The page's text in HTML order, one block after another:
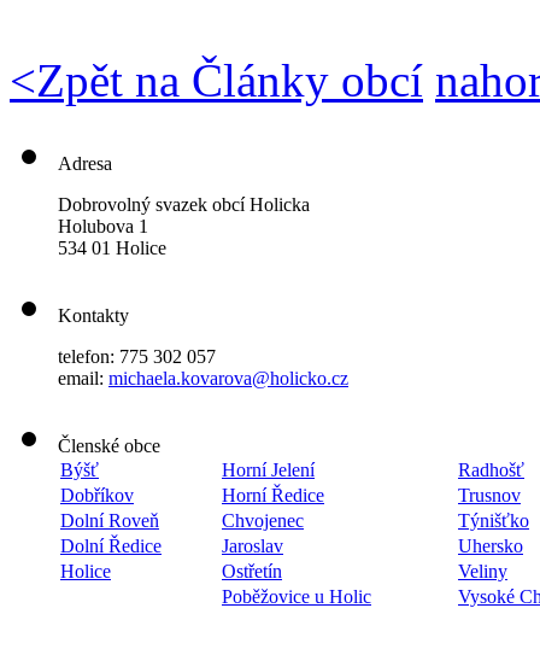
<Zpět na Články obcí
Adresa
Dobrovolný svazek obcí Holicka
Holubova 1
534 01 Holice
Kontakty
telefon: 775 302 057
email: michaela.kovarova@holicko.cz
Členské obce
Býšť
Horní Jelení
Radhošť
Dobříkov
Horní Ředice
Trusnov
Dolní Roveň
Chvojenec
Týnišťko
Dolní Ředice
Jaroslav
Uhersko
Holice
Ostřetín
Veliny
Poběžovice u Holic
Vysoké